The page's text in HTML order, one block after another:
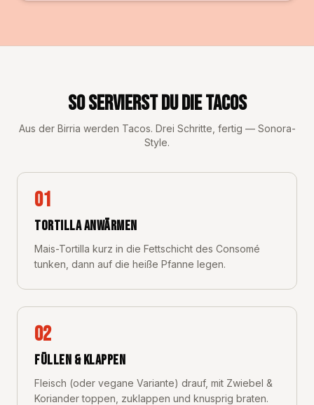
So servierst du die Tacos
Aus der Birria werden Tacos. Drei Schritte, fertig — Sonora-
Style.
01
TORTILLA ANWÄRMEN
Mais-Tortilla kurz in die Fettschicht des Consomé
tunken, dann auf die heiße Pfanne legen.
02
FÜLLEN & KLAPPEN
Fleisch (oder vegane Variante) drauf, mit Zwiebel &
Koriander toppen, zuklappen und knusprig braten.